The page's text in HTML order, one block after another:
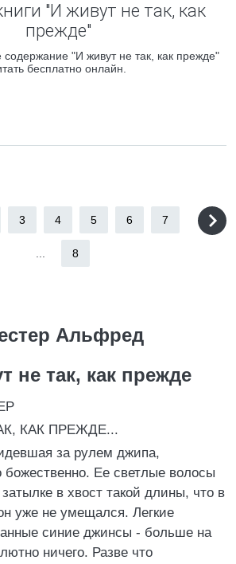
"И живут не так, как
прежде"
содержание "И живут не так, как прежде"
бесплатно онлайн.
3 4 5 6 7
8
Альфред
не так, как прежде
КАК ПРЕЖДЕ...
за рулем джипа,
божественно. Ее светлые волосы
в хвост такой длины, что в
уже не умещался. Легкие
синие джинсы - больше на
ничего. Разве что